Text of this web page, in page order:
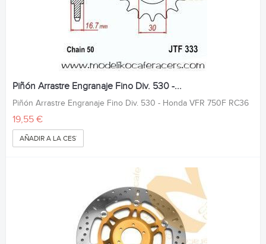
Piñón Arrastre Engranaje Fino Div. 530 -...
Piñón Arrastre Engranaje Fino Div. 530 - Honda VFR 750F RC36
19,55 €
AÑADIR A LA CESTA